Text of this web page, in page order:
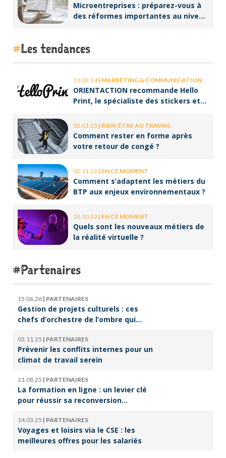
Microentreprises : préparez-vous à
des réformes importantes au niveau
Les tendances
11.03.24| MARKETING & COMMUNICATION
ORIENTACTION recommande Hello
Print, le spécialiste des stickers et
03.01.23 | BIEN-ÊTRE AU TRAVAIL
Comment rester en forme après
votre retour de congé ?
02.11.22 | EN CE MOMENT
Comment s’adaptent les métiers du
BTP aux enjeux environnementaux ?
18.10.22 | EN CE MOMENT
Quels sont les nouveaux métiers de
la réalité virtuelle ?
Partenaires
15.06.26 | PARTENAIRES
Gestion de projets culturels : ces
chefs d’orchestre de l’ombre qui
03.11.25 | PARTENAIRES
Prévenir les conflits internes pour un
climat de travail serein
21.08.25 | PARTENAIRES
La formation en ligne : un levier clé
pour réussir sa reconversion
14.03.25 | PARTENAIRES
Voyages et loisirs via le CSE : les
meilleures offres pour les salariés